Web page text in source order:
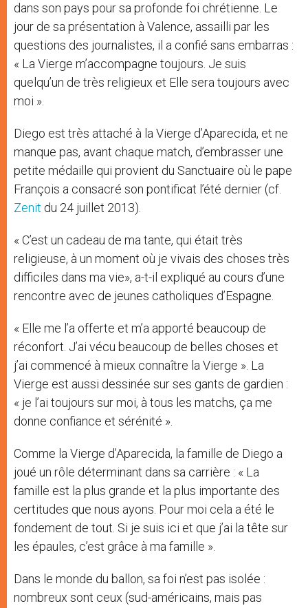
dans son pays pour sa profonde foi chrétienne. Le
jour de sa présentation à Valence, assailli par les
questions des journalistes, il a confié sans embarras :
« La Vierge m’accompagne toujours. Je suis
quelqu’un de très religieux et Elle sera toujours avec
moi ».
Diego est très attaché à la Vierge d’Aparecida, et ne
manque pas, avant chaque match, d’embrasser une
petite médaille qui provient du Sanctuaire où le pape
François a consacré son pontificat l’été dernier (cf.
Zenit du 24 juillet 2013).
« C’est un cadeau de ma tante, qui était très
religieuse, à un moment où je vivais des choses très
difficiles dans ma vie», a-t-il expliqué au cours d’une
rencontre avec de jeunes catholiques d’Espagne.
« Elle me l’a offerte et m’a apporté beaucoup de
réconfort. J’ai vécu beaucoup de belles choses et
j’ai commencé à mieux connaître la Vierge ». La
Vierge est aussi dessinée sur ses gants de gardien :
« je l’ai toujours sur moi, à tous les matchs, ça me
donne confiance et sérénité ».
Comme la Vierge d’Aparecida, la famille de Diego a
joué un rôle déterminant dans sa carrière : « La
famille est la plus grande et la plus importante des
certitudes que nous ayons. Pour moi cela a été le
fondement de tout. Si je suis ici et que j’ai la tête sur
les épaules, c’est grâce à ma famille ».
Dans le monde du ballon, sa foi n’est pas isolée :
nombreux sont ceux (sud-américains, mais pas